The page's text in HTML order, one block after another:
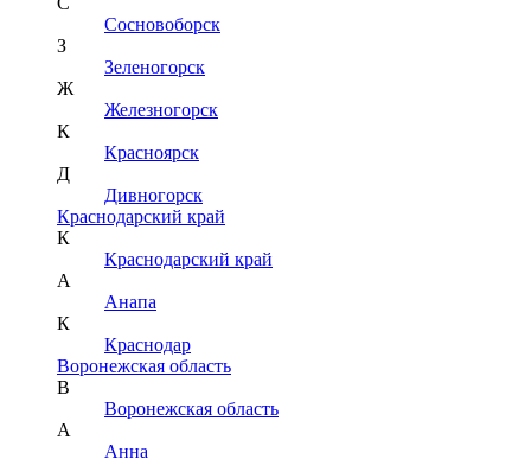
Сосновоборск
З
Зеленогорск
Ж
Железногорск
К
Красноярск
Д
Дивногорск
Краснодарский край
К
Краснодарский край
А
Анапа
К
Краснодар
Воронежская область
В
Воронежская область
А
Анна